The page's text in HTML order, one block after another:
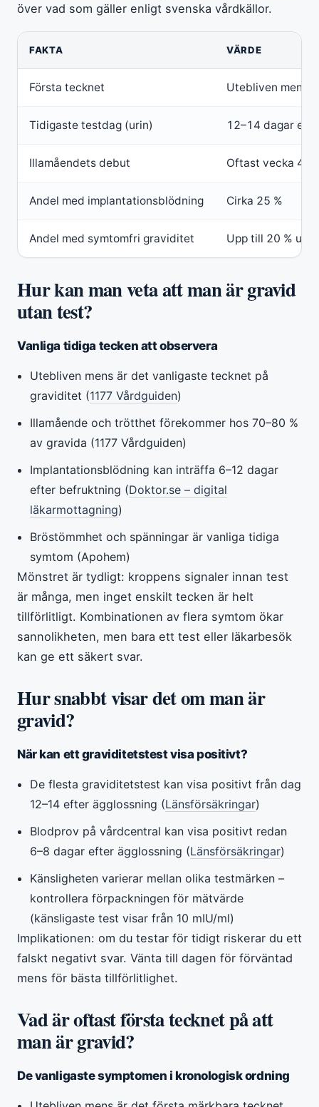
över vad som gäller enligt svenska vårdkällor.
FAKTA VÄRDE
Första tecknet Utebliven mens
Tidigaste testdag (urin) 12–14 dagar
Illamåendets debut Oftast vecka 4–6
Andel med implantationsblödning Cirka 25 %
Andel med symtomfri graviditet Upp till 20 %
Hur kan man veta att man är gravid
utan test?
Vanliga tidiga tecken att observera
Utebliven mens är det vanligaste tecknet på
graviditet (1177 Vårdguiden)
Illamående och trötthet förekommer hos 70–80 %
av gravida (1177 Vårdguiden)
Implantationsblödning kan inträffa 6–12 dagar
efter befruktning (Doktor.se – digital
läkarmottagning)
Bröstömmhet och spänningar är vanliga tidiga
symtom (Apohem)
Mönstret är tydligt: kroppens signaler innan test
är många, men inget enskilt tecken är helt
tillförlitligt. Kombinationen av flera symtom ökar
sannolikheten, men bara ett test eller läkarbesök
kan ge ett säkert svar.
Hur snabbt visar det om man är
gravid?
När kan ett graviditetstest visa positivt?
De flesta graviditetstest kan visa positivt från dag
12–14 efter ägglossning (Länsförsäkringar)
Blodprov på vårdcentral kan visa positivt redan
6–8 dagar efter ägglossning (Länsförsäkringar)
Känsligheten varierar mellan olika testmärken –
kontrollera förpackningen för mätvärde
(känsligaste test visar från 10 mIU/ml)
Implikationen: om du testar för tidigt riskerar du ett
falskt negativt svar. Vänta till dagen för förväntad
mens för bästa tillförlitlighet.
Vad är oftast första tecknet på att
man är gravid?
De vanligaste symptomen i kronologisk ordning